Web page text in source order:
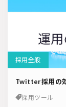
採用全般
Twitter採用の
採用ツール